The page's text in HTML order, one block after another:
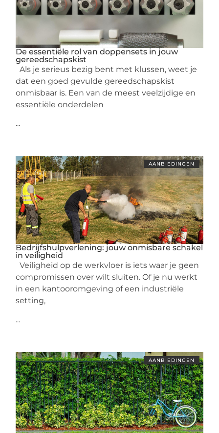
De essentiële rol van doppensets in jouw
gereedschapskist
Als je serieus bezig bent met klussen, weet je
dat een goed gevulde gereedschapskist
onmisbaar is. Een van de meest veelzijdige en
essentiële onderdelen
...
AANBIEDINGEN
Bedrijfshulpverlening: jouw onmisbare schakel
in veiligheid
Veiligheid op de werkvloer is iets waar je geen
compromissen over wilt sluiten. Of je nu werkt
in een kantooromgeving of een industriële
setting,
...
AANBIEDINGEN